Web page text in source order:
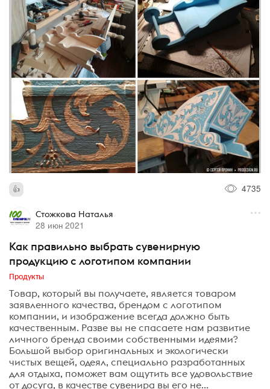
4735
Стожкова Наталья
28 июн 2021
Как правильно выбрать сувенирную
продукцию с логотипом компании
Продукты
Товар, который вы получаете, является товаром
заявленного качества, брендом с логотипом
компании, и изображение всегда должно быть
качественным. Разве вы не спасаете нам развитие
личного бренда своими собственными идеями?
Большой выбор оригинальных и экологически
чистых вещей, одеял, специально разработанных
для отдыха, поможет вам ощутить все удовольствие
от досуга, в качестве сувенира вы его не...